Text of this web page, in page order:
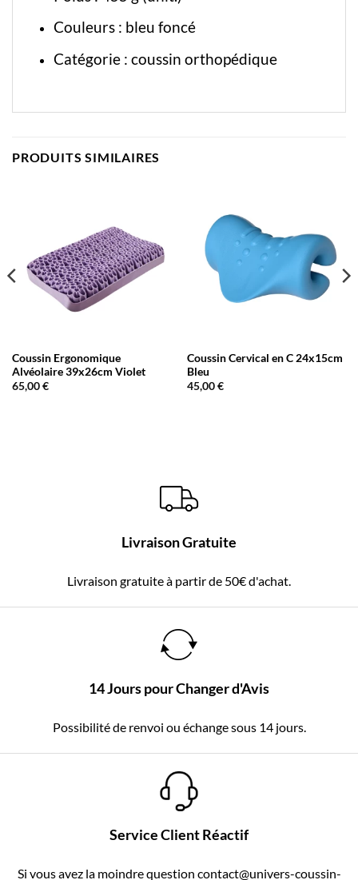
Couleurs : bleu foncé
Catégorie : coussin orthopédique
PRODUITS SIMILAIRES
Coussin Ergonomique
Alvéolaire 39x26cm Violet
65,00€
Coussin Cervical en C 24x15cm
Bleu
45,00€
Livraison Gratuite
Livraison gratuite à partir de 50€ d'achat.
14 Jours pour Changer d'Avis
Possibilité de renvoi ou échange sous 14 jours.
Service Client Réactif
Si vous avez la moindre question contact@univers-coussin-